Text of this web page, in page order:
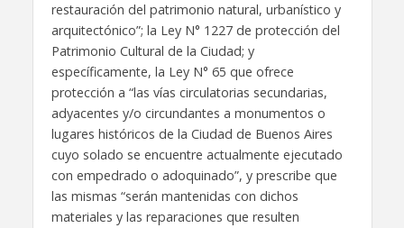
restauración del patrimonio natural, urbanístico y
arquitectónico”; la Ley N° 1227 de protección del
Patrimonio Cultural de la Ciudad; y
específicamente, la Ley N° 65 que ofrece
protección a “las vías circulatorias secundarias,
adyacentes y/o circundantes a monumentos o
lugares históricos de la Ciudad de Buenos Aires
cuyo solado se encuentre actualmente ejecutado
con empedrado o adoquinado”, y prescribe que
las mismas “serán mantenidas con dichos
materiales y las reparaciones que resulten